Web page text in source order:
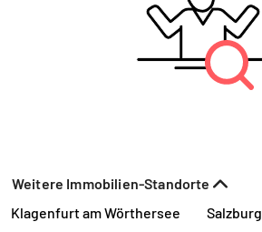
Weitere Immobilien-Standorte
Klagenfurt am Wörthersee
Salzburg